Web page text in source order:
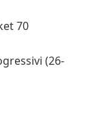
70
(26-